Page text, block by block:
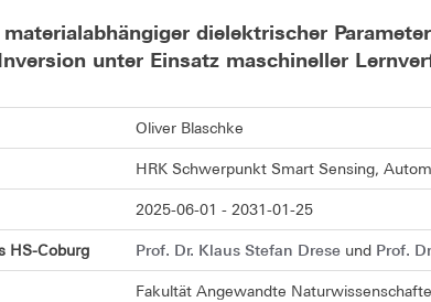
dielektrischer
unter Einsatz maschineller
Oliver Blaschke
HRK Schwerpunkt Smart Sensing,
2025-06-01 - 2031-01-25
HS-Coburg Prof. Dr. Klaus Stefan Drese und Prof.
Fakultät Angewandte